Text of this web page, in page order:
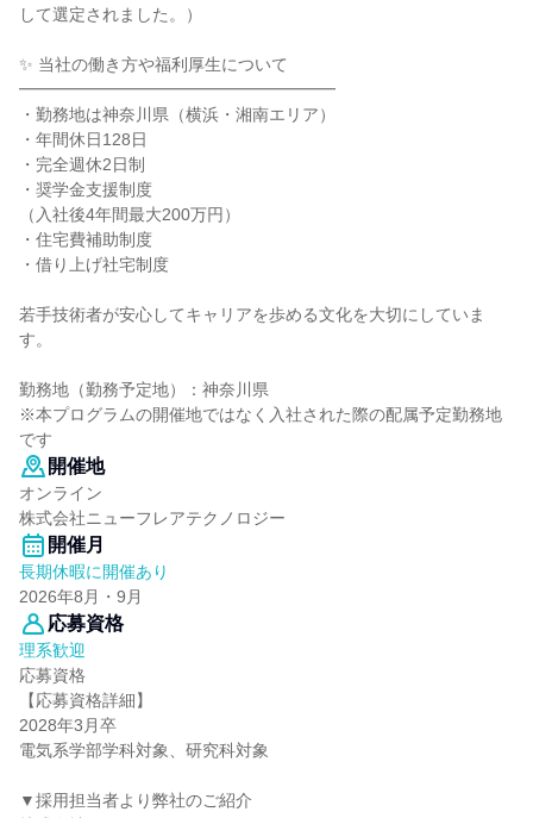
して選定されました。）
✨ 当社の働き方や福利厚生について
━━━━━━━━━━━━━━━━━━━
・勤務地は神奈川県（横浜・湘南エリア）
・年間休日128日
・完全週休2日制
・奨学金支援制度
（入社後4年間最大200万円）
・住宅費補助制度
・借り上げ社宅制度
若手技術者が安心してキャリアを歩める文化を大切にしていま
す。
勤務地（勤務予定地）：神奈川県
※本プログラムの開催地ではなく入社された際の配属予定勤務地
です
開催地
オンライン
株式会社ニューフレアテクノロジー
開催月
長期休暇に開催あり
2026年8月・9月
応募資格
理系歓迎
応募資格
【応募資格詳細】
2028年3月卒
電気系学部学科対象、研究科対象
▼採用担当者より弊社のご紹介